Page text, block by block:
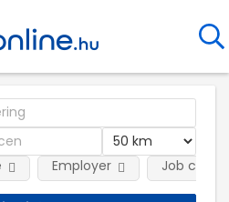
Employer Job